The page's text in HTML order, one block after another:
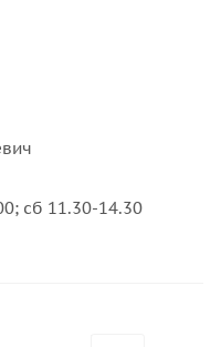
сб 11.30-14.30